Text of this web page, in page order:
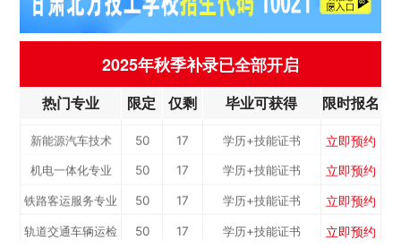
2025年秋季补录已全部开启
热门专业 限定 仅剩 毕业可获得 限时报名
铁路客运服务专业 50 17 学历+技能证书 立即预约
轨道交通车辆运检 50 17 学历+技能证书 立即预约
50 17 学历+技能证书
计算机应用与维
修...
50 17 学历+技能证书 立即预约
新能源汽车技术
专...
50 17 学历+技能证书 立即预约
机电一体化专业 50 17 学历+技能证书 立即预约
铁路客运服务专业 50 17 学历+技能证书 立即预约
轨道交通车辆运检 50 17 学历+技能证书 立即预约